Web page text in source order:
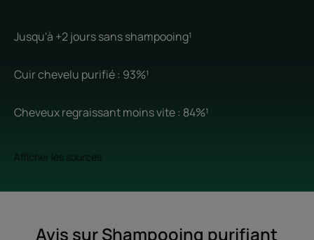
Jusqu'à +2 jours sans shampooing¹
Cuir chevelu purifié : 93%¹
Cheveux regraissant moins vite : 84%¹
Afficher les sources
Avis sur Shampooing purifiant